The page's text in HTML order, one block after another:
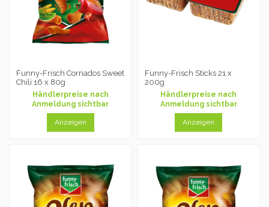
Funny-Frisch Cornados Sweet
Chili 16 x 80g
Händlerpreise nach
Anmeldung sichtbar
Anzeigen
Funny-Frisch Sticks 21 x
200g
Händlerpreise nach
Anmeldung sichtbar
Anzeigen